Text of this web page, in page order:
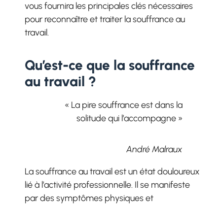
vous fournira les principales clés nécessaires
pour reconnaître et traiter la souffrance au
travail.
Qu’est-ce que la souffrance
au travail ?
« La pire souffrance est dans la
solitude qui l’accompagne »
André Malraux
La souffrance au travail est un état douloureux
lié à l’activité professionnelle. Il se manifeste
par des symptômes physiques et